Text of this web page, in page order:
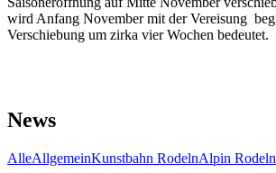
wird Anfang November mit der Vereisung
Verschiebung um zirka vier Wochen bedeutet.
News
AlleAllgemeinKunstbahn RodelnAlpin Rodeln